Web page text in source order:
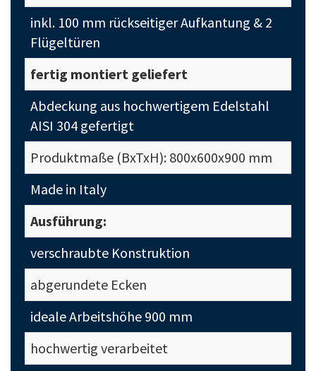
inkl. 100 mm rückseitiger Aufkantung & 2
Flügeltüren
fertig montiert geliefert
Abdeckung aus hochwertigem Edelstahl
AISI 304 gefertigt
Produktmaße (BxTxH): 800x600x900 mm
Made in Italy
Ausführung:
verschraubte Konstruktion
abgerundete Ecken
ideale Arbeitshöhe 900 mm
hochwertig verarbeitet